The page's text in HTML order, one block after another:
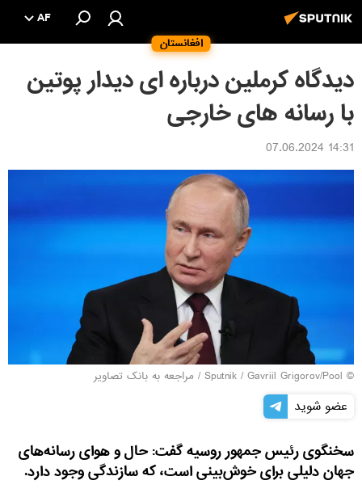
افغانستان
AF
دیدگاه کرملین درباره ای دیدار پوتین
با رسانه های خارجی
14:31 07.06.2024
© Sputnik / Gavriil Grigorov/Pool
/ مراجعه به بانک تصاویر
عضو شوید
سخنگوی رئیس جمهور روسیه گفت: حال و هوای رسانه‌های
جهان دلیلی برای خوش‌بینی است، که سازندگی وجود دارد.